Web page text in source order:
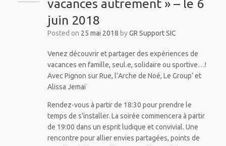
vacances autrement » – le 6
juin 2018
Posted on 25 mai 2018 byGR Support SIC
Venez découvrir et partager des expériences de
vacances en famille, seul.e, solidaire ou sportive…!
Avec Pignon sur Rue, l’Arche de Noé, Le Group’ et
Alissa Jemaï
Rendez-vous à partir de 18:30 pour prendre le
temps de s’installer. La soirée commencera à partir
de 19:00 dans un esprit ludique et convivial. Une
rencontre pour allier envies partagées, points de